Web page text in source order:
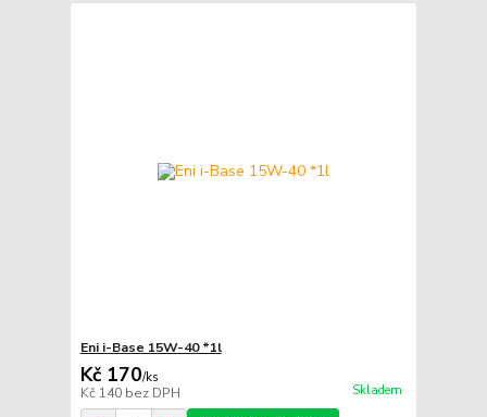
Eni i-Base 15W-40 *1l
Kč 170/ks
Kč 140 bez DPH Skladem